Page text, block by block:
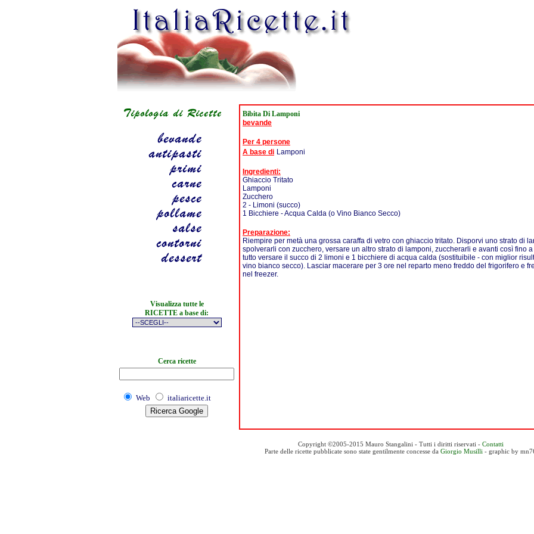
Visualizza tutte le
RICETTE a base di:
Cerca ricette
Web italiaricette.it
Bibita Di Lamponi
bevande
Per 4 persone
A base di Lamponi
Ingredienti:
Ghiaccio Tritato
Lamponi
Zucchero
2 - Limoni (succo)
1 Bicchiere - Acqua Calda (o Vino Bianco Secco)
Preparazione:
Riempire per metà una grossa caraffa di vetro con ghiaccio tritato. Disporvi uno strato di
spolverarli con zucchero, versare un altro strato di lamponi, zuccherarli e avanti così fino
tutto versare il succo di 2 limoni e 1 bicchiere di acqua calda (sostituibile - con miglior
vino bianco secco). Lasciar macerare per 3 ore nel reparto meno freddo del frigorifero e
nel freezer.
Copyright ©2005-2015 Mauro Stangalini - Tutti i diritti riservati - Contatti
Parte delle ricette pubblicate sono state gentilmente concesse da Giorgio Musilli - graphic by